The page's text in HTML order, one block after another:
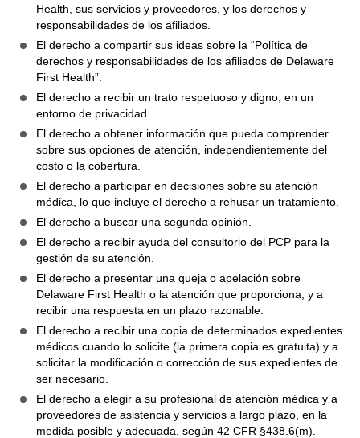
Health, sus servicios y proveedores, y los derechos y
responsabilidades de los afiliados.
El derecho a compartir sus ideas sobre la “Política de
derechos y responsabilidades de los afiliados de Delaware
First Health”.
El derecho a recibir un trato respetuoso y digno, en un
entorno de privacidad.
El derecho a obtener información que pueda comprender
sobre sus opciones de atención, independientemente del
costo o la cobertura.
El derecho a participar en decisiones sobre su atención
médica, lo que incluye el derecho a rehusar un tratamiento.
El derecho a buscar una segunda opinión.
El derecho a recibir ayuda del consultorio del PCP para la
gestión de su atención.
El derecho a presentar una queja o apelación sobre
Delaware First Health o la atención que proporciona, y a
recibir una respuesta en un plazo razonable.
El derecho a recibir una copia de determinados expedientes
médicos cuando lo solicite (la primera copia es gratuita) y a
solicitar la modificación o corrección de sus expedientes de
ser necesario.
El derecho a elegir a su profesional de atención médica y a
proveedores de asistencia y servicios a largo plazo, en la
medida posible y adecuada, según 42 CFR §438.6(m).